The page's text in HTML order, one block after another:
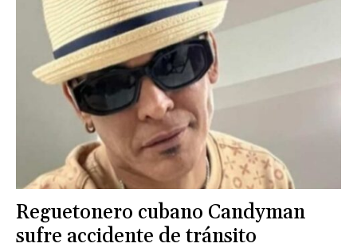
Reguetonero cubano Candyman
sufre accidente de tránsito